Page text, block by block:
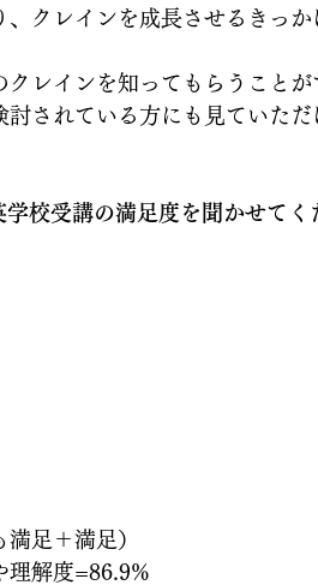
、クレインを成長させるきっか
クレインを知ってもらうこと
討されている方にも見ていただ
学校受講の満足度を聞かせてく
足＋満足）
理解度=86.9%